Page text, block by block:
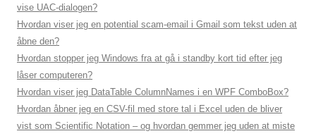
vise UAC-dialogen?
Hvordan viser jeg en potential scam-email i Gmail som tekst uden at
åbne den?
Hvordan stopper jeg Windows fra at gå i standby kort tid efter jeg
låser computeren?
Hvordan viser jeg DataTable ColumnNames i en WPF ComboBox?
Hvordan åbner jeg en CSV-fil med store tal i Excel uden de bliver
vist som Scientific Notation – og hvordan gemmer jeg uden at miste